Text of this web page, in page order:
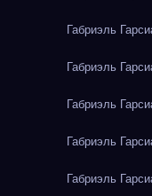
Габриэль
Габриэль
Габриэль
Габриэль
Габриэль